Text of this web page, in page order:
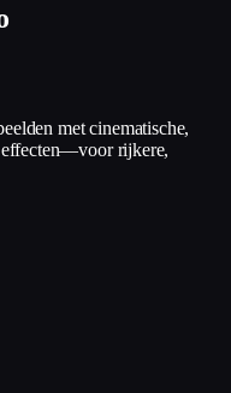
met cinematische,
effecten—voor rijkere,